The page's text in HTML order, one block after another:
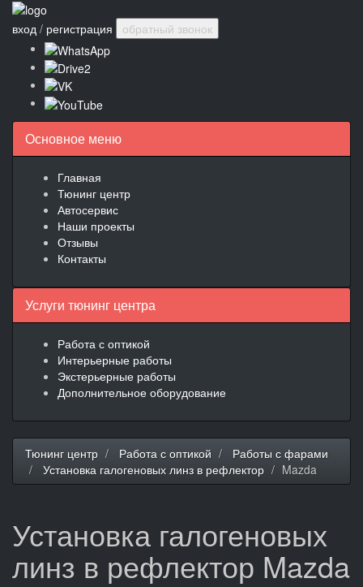
вход / регистрация обратный звонок
Основное меню
Главная
Тюнинг центр
Автосервис
Наши проекты
Отзывы
Контакты
Услуги тюнинг центра
Работа с оптикой
Интерьерные работы
Экстерьерные работы
Дополнительное оборудование
Тюнинг центр Работа с оптикой
Работы с фарами
Установка галогеновых линз в рефлектор
Mazda
Установка галогеновых
линз в рефлектор Mazda